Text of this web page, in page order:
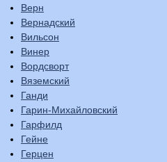
Верн
Вернадский
Вильсон
Винер
Вордсворт
Вяземский
Ганди
Гарин-Михайловский
Гарфилд
Гейне
Герцен